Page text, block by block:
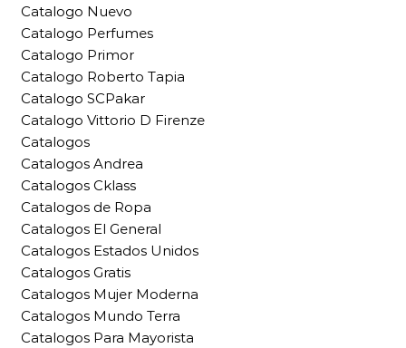
Catalogo Nuevo
Catalogo Perfumes
Catalogo Primor
Catalogo Roberto Tapia
Catalogo SCPakar
Catalogo Vittorio D Firenze
Catalogos
Catalogos Andrea
Catalogos Cklass
Catalogos de Ropa
Catalogos El General
Catalogos Estados Unidos
Catalogos Gratis
Catalogos Mujer Moderna
Catalogos Mundo Terra
Catalogos Para Mayorista